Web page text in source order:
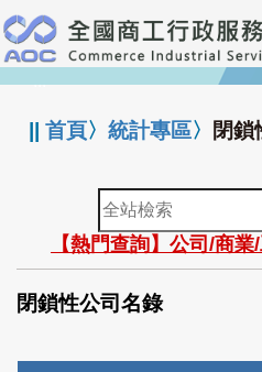
跳
到
主
要
:::
||首頁〉統計專區〉 閉鎖
全
站
檢
索
【熱門查詢】公司/商
閉鎖性公司名錄